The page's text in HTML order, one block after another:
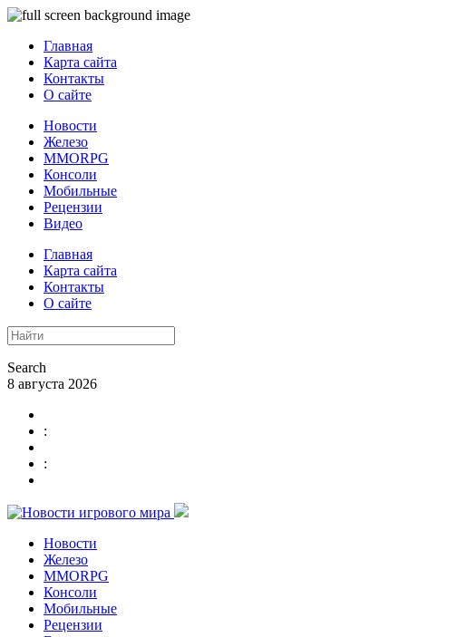
Главная
Карта сайта
Контакты
О сайте
Новости
Железо
MMORPG
Консоли
Мобильные
Рецензии
Видео
Главная
Карта сайта
Контакты
О сайте
Search
8 августа 2026
:
:
Новости
Железо
MMORPG
Консоли
Мобильные
Рецензии